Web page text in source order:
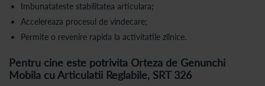
Imbunatateste stabilitatea articulara;
Accelereaza procesul de vindecare;
Permite o revenire rapida la activitatile zilnice.
Pentru cine este potrivita Orteza de Genunchi
Mobila cu Articulatii Reglabile, SRT 326